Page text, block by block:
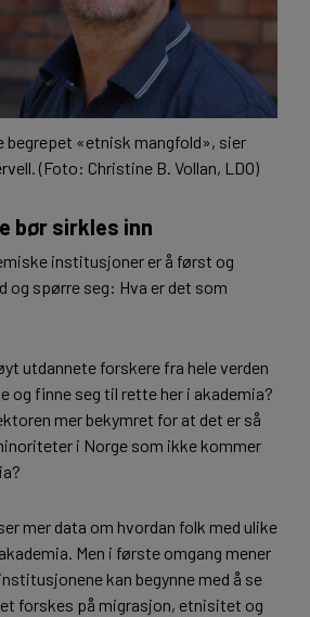
begrepet «etnisk mangfold», sier
(Foto: Christine B. Vollan, LDO)
bør sirkles inn
institusjoner er å først og
og spørre seg: Hva er det som
utdannete forskere fra hele verden
og finne seg til rette her i akademia?
mer bekymret for at det er så
i Norge som ikke kommer
mer data om hvordan folk med ulike
Men i første omgang mener
kan begynne med å se
forskes på migrasjon, etnisitet og